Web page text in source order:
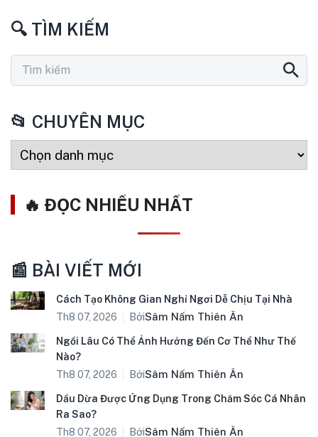
🔍 TÌM KIẾM
📂 CHUYÊN MỤC
🔥 ĐỌC NHIỀU NHẤT
📰 BÀI VIẾT MỚI
Cách Tạo Không Gian Nghỉ Ngơi Dễ Chịu Tại Nhà
Th8 07, 2026
BởiSâm Nấm Thiên Ân
Ngồi Lâu Có Thể Ảnh Hưởng Đến Cơ Thể Như Thế
Nào?
Th8 07, 2026
BởiSâm Nấm Thiên Ân
Dầu Dừa Được Ứng Dụng Trong Chăm Sóc Cá Nhân
Ra Sao?
Th8 07, 2026
BởiSâm Nấm Thiên Ân